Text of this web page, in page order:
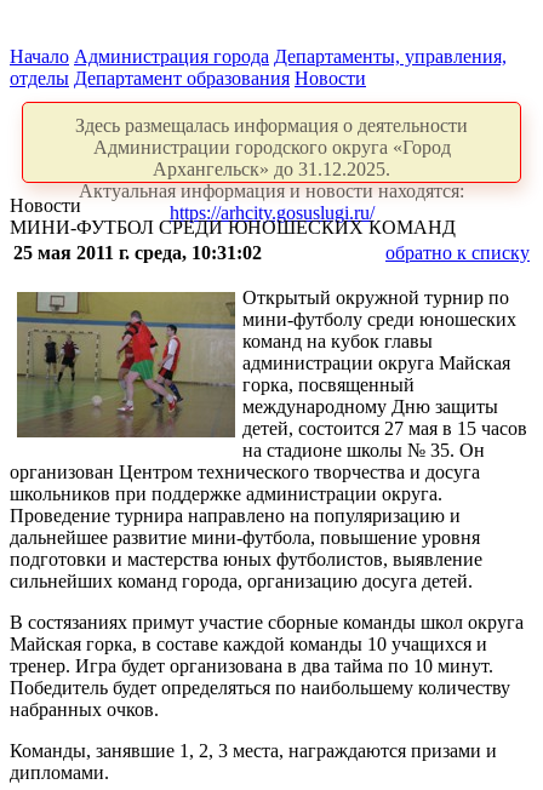
Начало Администрация города Департаменты, управления,
отделы Департамент образования Новости
Здесь размещалась информация о деятельности
Администрации городского округа «Город
Архангельск» до 31.12.2025.
Актуальная информация и новости находятся:
https://arhcity.gosuslugi.ru/
Новости
МИНИ-ФУТБОЛ СРЕДИ ЮНОШЕСКИХ КОМАНД
25 мая 2011 г. среда, 10:31:02
обратно к списку
Открытый окружной турнир по
мини-футболу среди юношеских
команд на кубок главы
администрации округа Майская
горка, посвященный
международному Дню защиты
детей, состоится 27 мая в 15 часов
на стадионе школы № 35. Он
организован Центром технического творчества и досуга
школьников при поддержке администрации округа.
Проведение турнира направлено на популяризацию и
дальнейшее развитие мини-футбола, повышение уровня
подготовки и мастерства юных футболистов, выявление
сильнейших команд города, организацию досуга детей.
В состязаниях примут участие сборные команды школ округа
Майская горка, в составе каждой команды 10 учащихся и
тренер. Игра будет организована в два тайма по 10 минут.
Победитель будет определяться по наибольшему количеству
набранных очков.
Команды, занявшие 1, 2, 3 места, награждаются призами и
дипломами.